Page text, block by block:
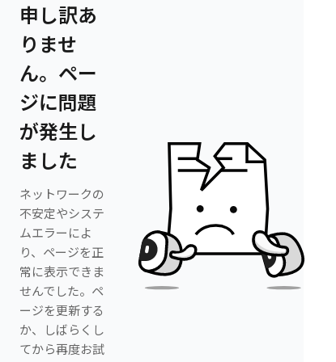
申し訳あ
りませ
ん。ペー
ジに問題
が発生し
ました
ネットワークの
不安定やシステ
ムエラーによ
り、ページを正
常に表示できま
せんでした。ペ
ージを更新する
か、しばらくし
てから再度お試